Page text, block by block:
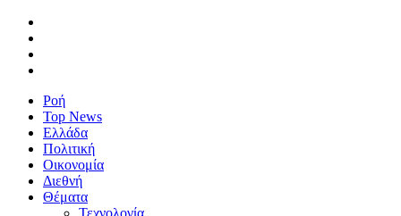
Ροή
Top News
Ελλάδα
Πολιτική
Οικονομία
Διεθνή
Θέματα
Τεχνολογία